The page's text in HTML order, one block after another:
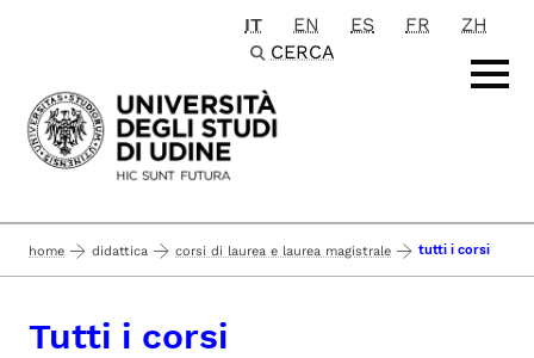
Passa al contenuto principale
IT EN ES FR
ZH
CERCA
home didattica corsi di laurea e laurea magistrale tutti i corsi
Tutti i corsi